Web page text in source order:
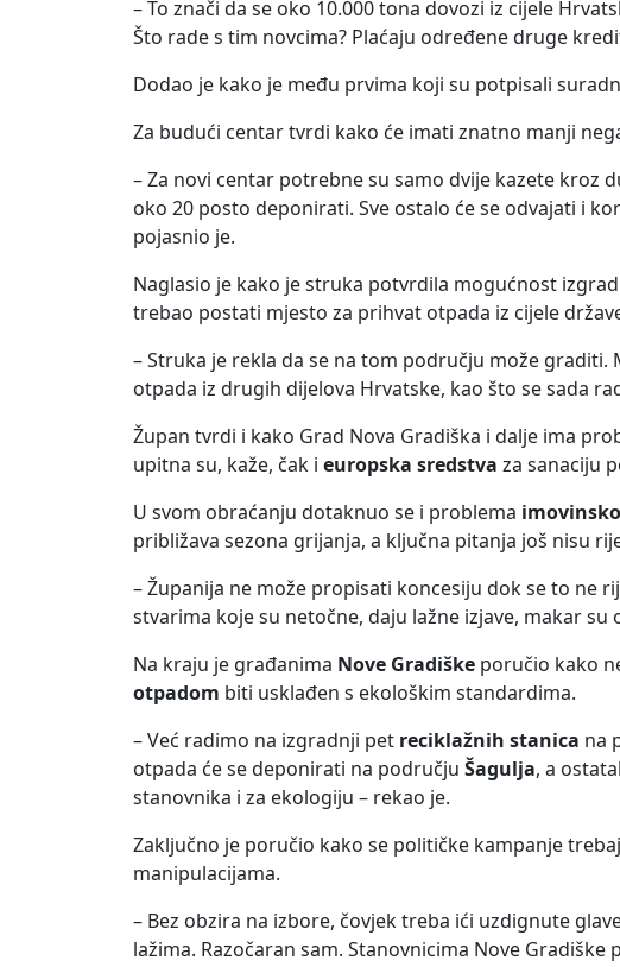
– To znači da se oko 10.000 tona dovozi iz cijele
Što rade s tim novcima? Plaćaju određene druge
Dodao je kako je među prvima koji su potpisali
Za budući centar tvrdi kako će imati znatno manji
– Za novi centar potrebne su samo dvije kazete kroz
oko 20 posto deponirati. Sve ostalo će se odvajati i
pojasnio je.
Naglasio je kako je struka potvrdila mogućnost
trebao postati mjesto za prihvat otpada iz cijele
– Struka je rekla da se na tom području može
otpada iz drugih dijelova Hrvatske, kao što se sada
Župan tvrdi i kako Grad Nova Gradiška i dalje ima
upitna su, kaže, čak i europska sredstva za sanaciju
U svom obraćanju dotaknuo se i problema
približava sezona grijanja, a ključna pitanja još nisu
– Županija ne može propisati koncesiju dok se to ne
stvarima koje su netočne, daju lažne izjave, makar
Na kraju je građanima Nove Gradiške poručio kako
otpadom biti usklađen s ekološkim standardima.
– Već radimo na izgradnji pet reciklažnih stanica na
otpada će se deponirati na području Šagulja, a
stanovnika i za ekologiju – rekao je.
Zaključno je poručio kako se političke kampanje
manipulacijama.
– Bez obzira na izbore, čovjek treba ići uzdignute
lažima. Razočaran sam. Stanovnicima Nove